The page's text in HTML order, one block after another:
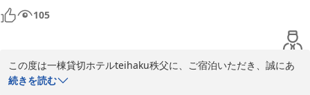
露天風呂は最高でした！
アメニティの緑茶や自家焙煎コーヒーなどもとても良かったです。
105
この度は一棟貸切ホテルteihaku秩父に、ご宿泊いただき、誠にあ
りがとうございました。
続きを読む